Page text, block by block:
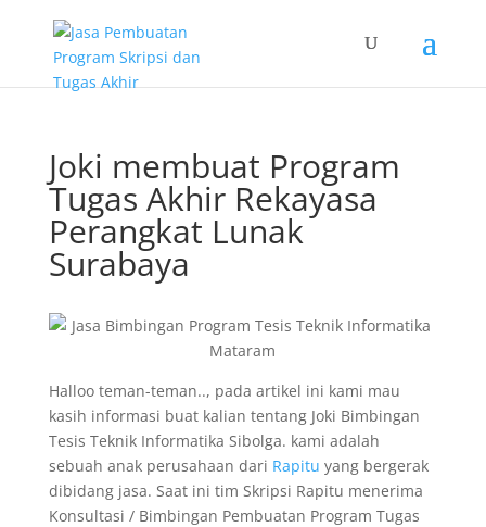
Joki membuat Program
Tugas Akhir Rekayasa
Perangkat Lunak
Surabaya
Halloo teman-teman.., pada artikel ini kami mau
kasih informasi buat kalian tentang Joki Bimbingan
Tesis Teknik Informatika Sibolga. kami adalah
sebuah anak perusahaan dari Rapitu yang bergerak
dibidang jasa. Saat ini tim Skripsi Rapitu menerima
Konsultasi / Bimbingan Pembuatan Program Tugas